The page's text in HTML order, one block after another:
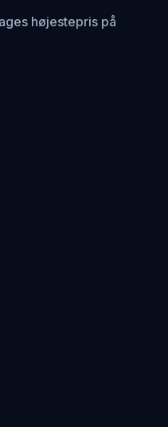
højestepris på